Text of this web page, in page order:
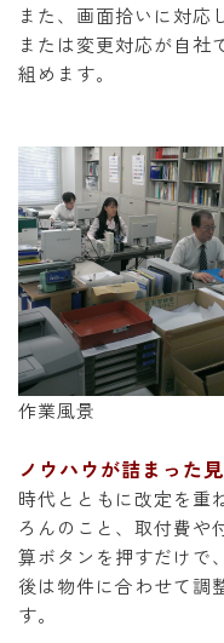
また、画面拾いに対応
または変更対応が自社
組めます。
作業風景
ノウハウが詰まった
時代とともに改定を重
ろんのこと、取付費や
算ボタンを押すだけで
後は物件に合わせて調
す。